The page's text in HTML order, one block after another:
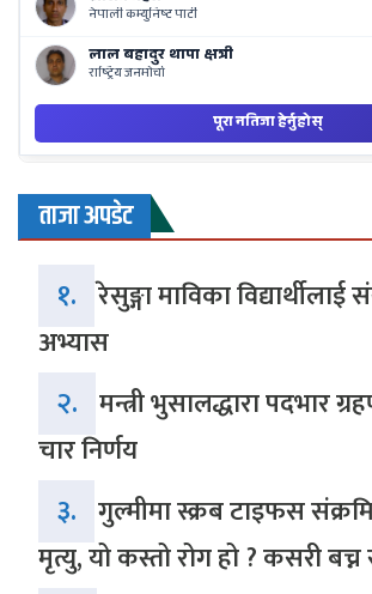
ताजा अपडेट
१. रेसुङ्गा माविका
अभ्यास
२. मन्त्री भुसालद्धारा पदभार
चार निर्णय
३. गुल्मीमा स्क्रब टाइफस
मृत्यु, यो कस्तो रोग हो ? कसरी